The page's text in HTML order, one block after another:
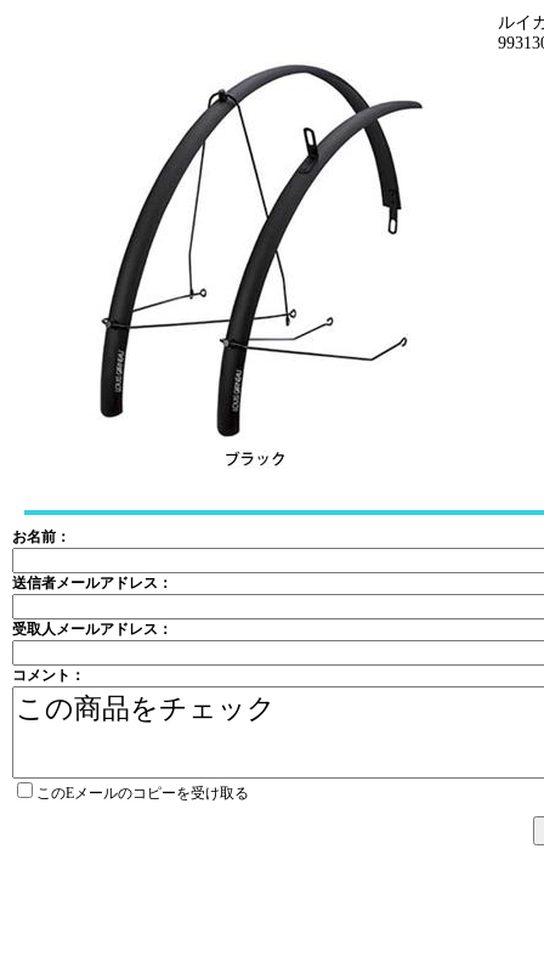
ルイ
お名前：
送信者メールアドレス：
受取人メールアドレス：
コメント：
このEメールのコピーを受け取る